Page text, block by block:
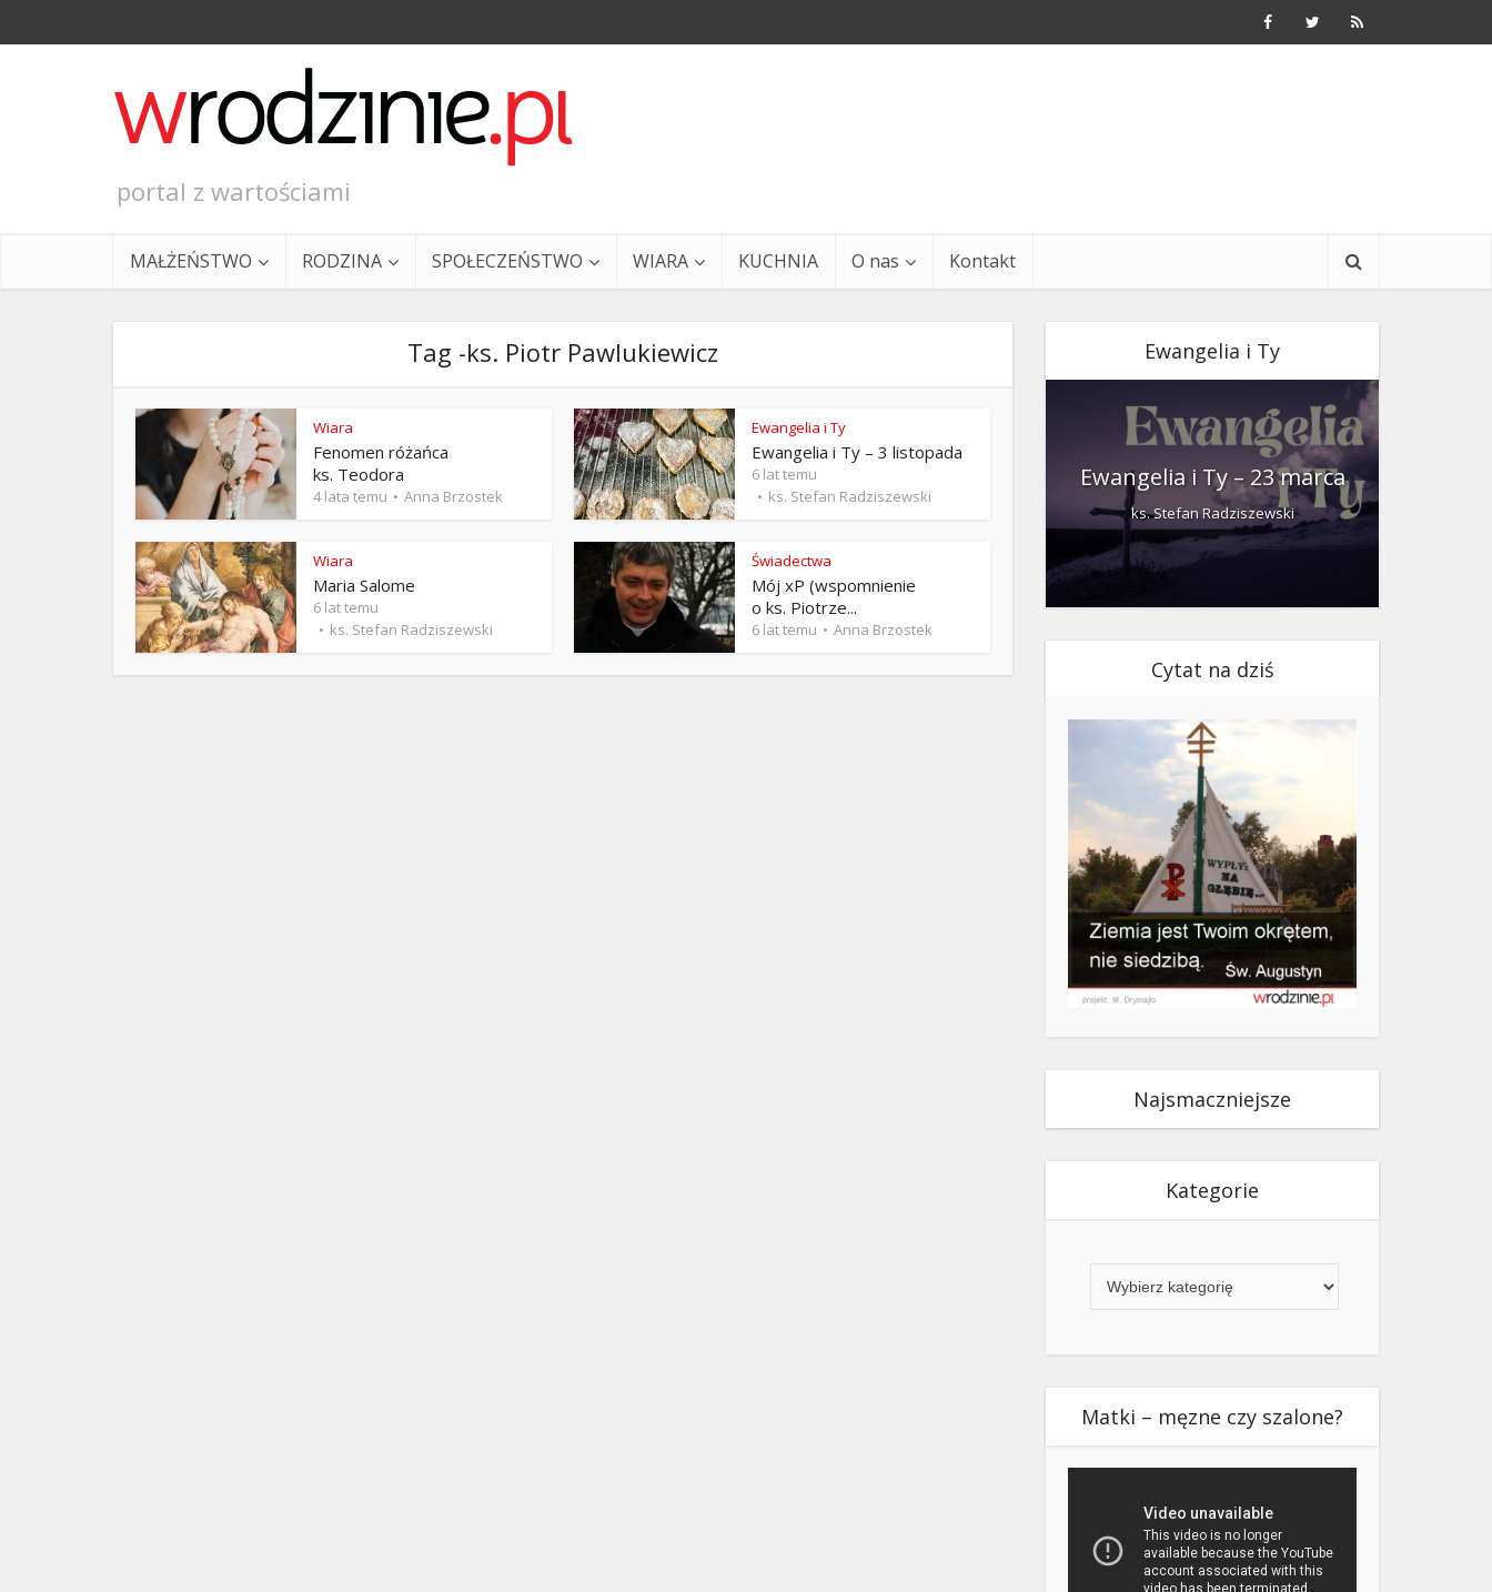
portal z wartościami
MAŁŻEŃSTWO RODZINA SPOŁECZEŃSTWO WIARA KUCHNIA O nas Kontakt
Tag -ks. Piotr Pawlukiewicz
Wiara
Fenomen różańca
ks. Teodora
4 lata temu Anna Brzostek
Ewangelia i Ty
Ewangelia i Ty – 3 listopada
6 lat temu
ks. Stefan Radziszewski
Wiara
Maria Salome
6 lat temu
ks. Stefan Radziszewski
Świadectwa
Mój xP (wspomnienie
o ks. Piotrze...
6 lat temu Anna Brzostek
Ewangelia i Ty
Ewangelia i Ty – 29 grudnia
ks. Stefan Radziszewski
Ewangelia i Ty – 27 grudnia Ewangelia i Ty – 23 marca
ks. Stefan Radziszewski
Cytat na dziś
Najsmaczniejsze
Kategorie
Matki – męzne czy szalone?